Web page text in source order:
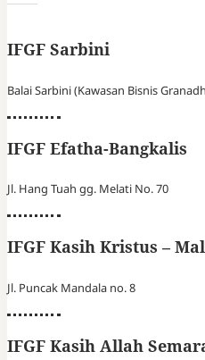
IFGF Sarbini
Balai Sarbini (Kawasan Bisnis
IFGF Efatha-Bangkalis
Jl. Hang Tuah gg. Melati No. 70
IFGF Kasih Kristus –
Jl. Puncak Mandala no. 8
IFGF Kasih Allah